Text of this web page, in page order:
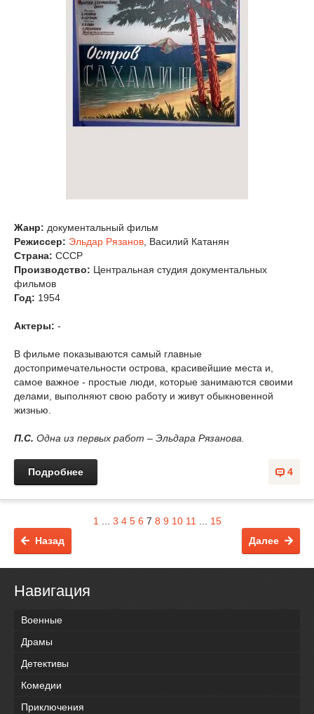
Жанр: документальный фильм
Режиссер: Эльдар Рязанов , Василий Катанян
Страна: СССР
Производство: Центральная студия документальных
фильмов
Год: 1954
Актеры: -
В фильме показываются самый главные
достопримечательности острова, красивейшие места и,
самое важное - простые люди, которые занимаются своими
делами, выполняют свою работу и живут обыкновенной
жизнью.
П.С. Одна из первых работ – Эльдара Рязанова.
4
Подробнее
1 3 4 5 6 7 8 9 10 11
15
Далее
Назад
Навигация
Военные
Драмы
Детективы
Комедии
Приключения